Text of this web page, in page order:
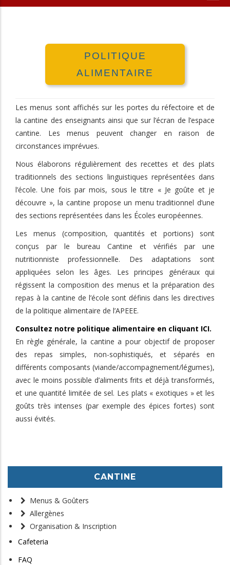
POLITIQUE
ALIMENTAIRE
Les menus sont affichés sur les portes du réfectoire et de
la cantine des enseignants ainsi que sur l’écran de l’espace
cantine. Les menus peuvent changer en raison de
circonstances imprévues.
Nous élaborons régulièrement des recettes et des plats
traditionnels des sections linguistiques représentées dans
l’école. Une fois par mois, sous le titre « Je goûte et je
découvre », la cantine propose un menu traditionnel d’une
des sections représentées dans les Écoles européennes.
Les menus (composition, quantités et portions) sont
conçus par le bureau Cantine et vérifiés par une
nutritionniste professionnelle. Des adaptations sont
appliquées selon les âges. Les principes généraux qui
régissent la composition des menus et la préparation des
repas à la cantine de l’école sont définis dans les directives
de la politique alimentaire de l’APEEE.
Consultez notre politique alimentaire en cliquant ICI.
En règle générale, la cantine a pour objectif de proposer
des repas simples, non-sophistiqués, et séparés en
différents composants (viande/accompagnement/légumes),
avec le moins possible d’aliments frits et déjà transformés,
et une quantité limitée de sel. Les plats « exotiques » et les
goûts très intenses (par exemple des épices fortes) sont
aussi évités.
CANTINE
Menus & Goûters
Allergènes
Organisation & Inscription
Cafeteria
FAQ